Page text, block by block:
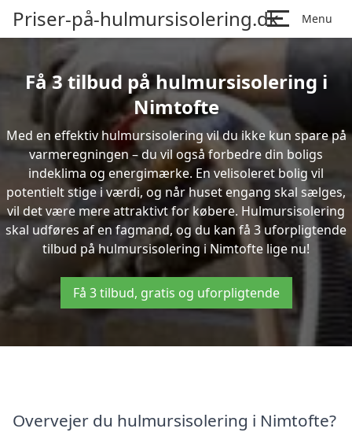
Priser-på-hulmursisolering.dk Menu
Få 3 tilbud på hulmursisolering i
Nimtofte
Med en effektiv hulmursisolering vil du ikke kun spare på
varmeregningen – du vil også forbedre din boligs
indeklima og energimærke. En velisoleret bolig vil
potentielt stige i værdi, og når huset engang skal sælges,
vil det være mere attraktivt for købere. Hulmursisolering
skal udføres af en fagmand, og du kan få 3 uforpligtende
tilbud på hulmursisolering i Nimtofte lige nu!
Få 3 tilbud, gratis og uforpligtende
Overvejer du hulmursisolering i Nimtofte?